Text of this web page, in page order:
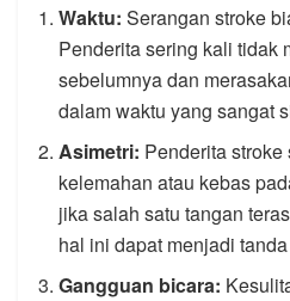
Waktu: Serangan stroke
Penderita sering kali tidak
sebelumnya dan
dalam waktu yang sangat
Asimetri: Penderita
kelemahan atau kebas
jika salah satu tangan
hal ini dapat menjadi
Gangguan bicara: